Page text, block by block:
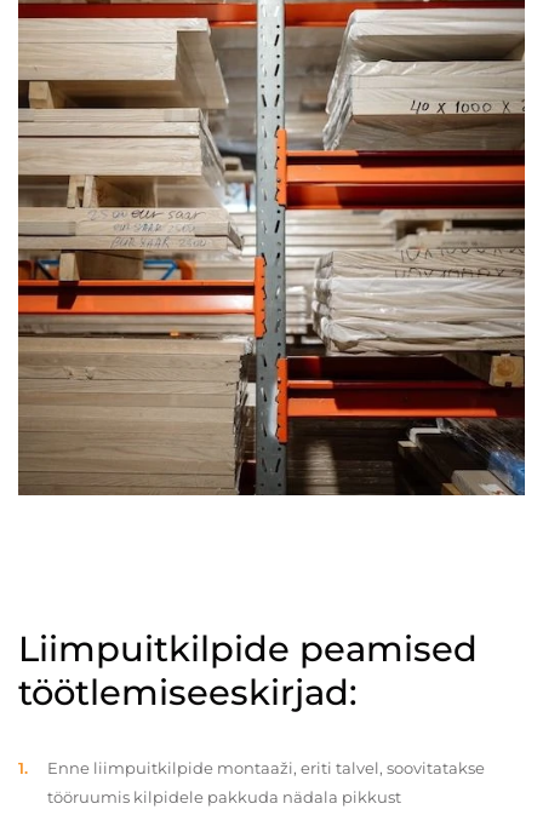
Liimpuitkilpide peamised
töötlemiseeskirjad:
Enne liimpuitkilpide montaaži, eriti talvel, soovitatakse
tööruumis kilpidele pakkuda nädala pikkust